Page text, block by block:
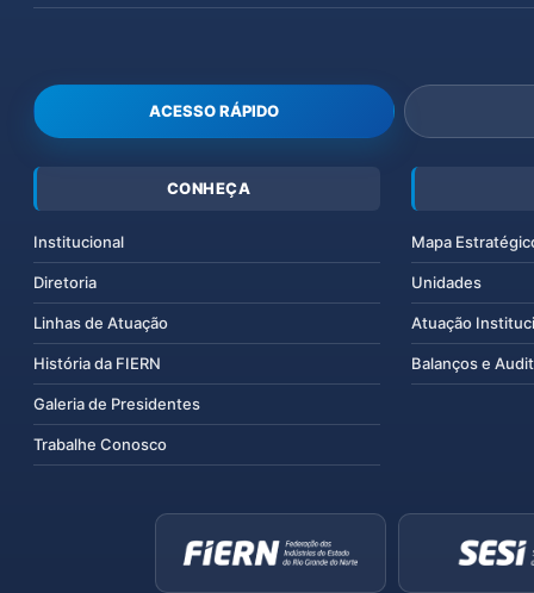
ACESSO RÁPIDO
CONHEÇA
Institucional
Diretoria
Linhas de Atuação
História da FIERN
Galeria de Presidentes
Trabalhe Conosco
Mapa
Unidades
Atuação
Balanços e